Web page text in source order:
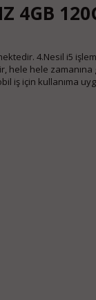
4GB
4.Nesil i5
hele hele zamanına
iş için kullanıma